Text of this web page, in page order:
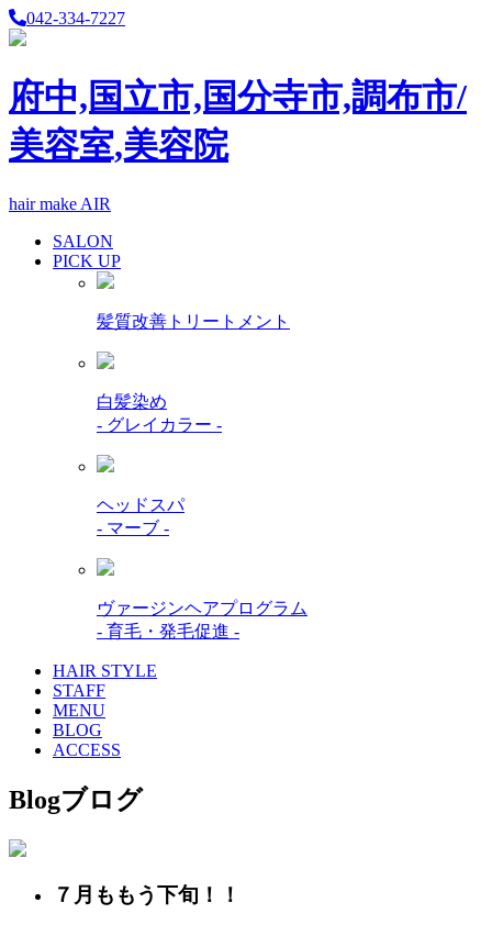
042-334-7227
府中,国立市,国分寺市,調布市/
美容室,美容院
hair make AIR
SALON
PICK UP
髪質改善トリートメント
白髪染め
- グレイカラー -
ヘッドスパ
- マーブ -
ヴァージンヘアプログラム
- 育毛・発毛促進 -
HAIR STYLE
STAFF
MENU
BLOG
ACCESS
Blogブログ
７月ももう下旬！！